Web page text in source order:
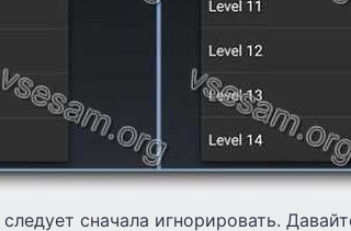
сначала игнорировать.